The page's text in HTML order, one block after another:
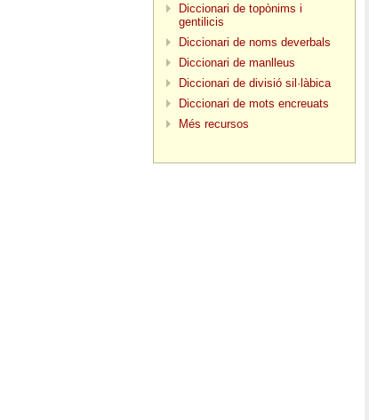
Diccionari de topònims i
gentilicis
Diccionari de noms deverbals
Diccionari de manlleus
Diccionari de divisió sil·làbica
Diccionari de mots encreuats
Més recursos